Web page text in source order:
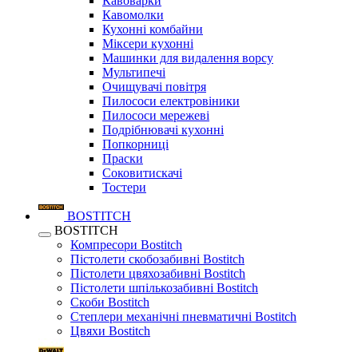
Кавомолки
Кухонні комбайни
Міксери кухонні
Машинки для видалення ворсу
Мультипечі
Очищувачі повітря
Пилососи електровіники
Пилососи мережеві
Подрібнювачі кухонні
Попкорниці
Праски
Соковитискачі
Тостери
BOSTITCH
BOSTITCH
Компресори Bostitch
Пістолети скобозабивні Bostitch
Пістолети цвяхозабивні Bostitch
Пістолети шпількозабивні Bostitch
Скоби Bostitch
Степлери механічні пневматичні Bostitch
Цвяхи Bostitch